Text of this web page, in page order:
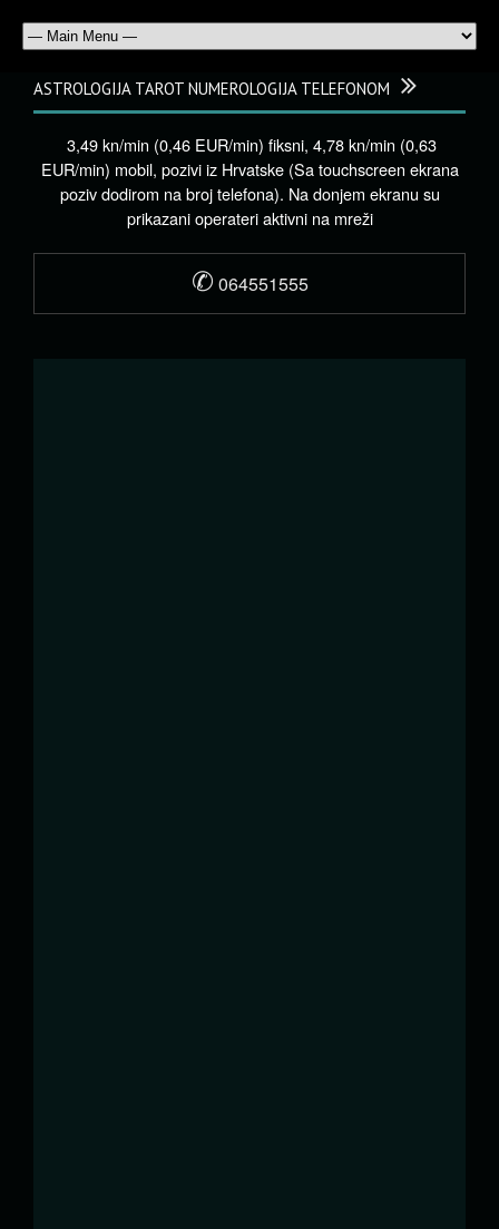
ASTROLOGIJA TAROT NUMEROLOGIJA TELEFONOM
3,49 kn/min (0,46 EUR/min) fiksni, 4,78 kn/min (0,63
EUR/min) mobil, pozivi iz Hrvatske (Sa touchscreen ekrana
poziv dodirom na broj telefona). Na donjem ekranu su
prikazani operateri aktivni na mreži
✆ 064551555